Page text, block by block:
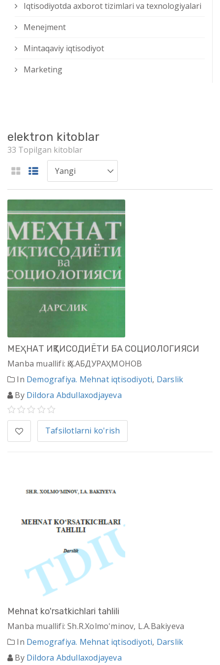
Iqtisodiyotda axborot tizimlari va texnologiyalari
Menejment
Mintaqaviy iqtisodiyot
Marketing
elektron kitoblar
33 Topilgan kitoblar
МЕҲНАТ ИҚТИСОДИЁТИ БА СОЦИОЛОГИЯСИ
Manba muallifi: Қ.Х.АБДУРАҲМОНОВ
In Demografiya. Mehnat iqtisodiyoti, Darslik
By Dildora Abdullaxodjayeva
Tafsilotlarni ko'rish
Mehnat ko'rsatkichlari tahlili
Manba muallifi: Sh.R.Xolmo'minov, L.A.Bakiyeva
In Demografiya. Mehnat iqtisodiyoti, Darslik
By Dildora Abdullaxodjayeva